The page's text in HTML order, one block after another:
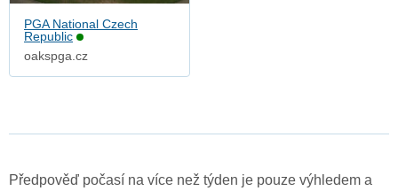
PGA National Czech
Republic
oakspga.cz
Předpověď počasí na více než týden je pouze výhledem a